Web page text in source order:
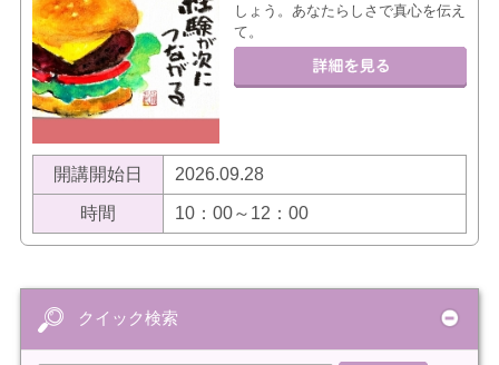
しょう。あなたらしさで真心を伝え
て。
開講開始日 2026.09.28
時間 10：00～12：00
クイック検索